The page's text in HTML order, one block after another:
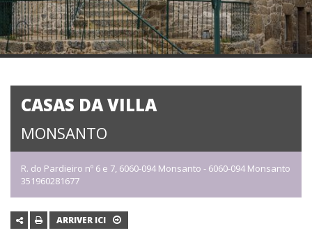
CASAS DA VILLA
MONSANTO
R. do Pardieiro nº 6 e 7, 6060-094 Monsanto - 6060-094 Monsanto
351960281677
ARRIVER ICI